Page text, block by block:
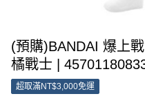
(預購)BANDAI 爆上
橘戰士 |
超取滿NT$3,000免運